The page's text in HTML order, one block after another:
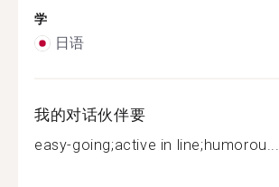
学
日语
我的对话伙伴要
easy-going;active in line;humorou...